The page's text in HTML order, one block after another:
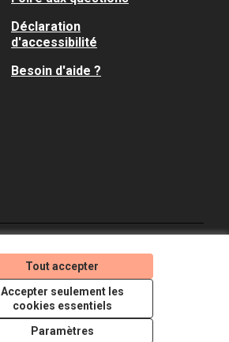
Tout accepter
Accepter seulement les
cookies essentiels
Paramètres
Déclaration
d'accessibilité
Besoin d'aide ?
(Lien externe)
(Lien externe)
(Lien externe)
Licence Creative
(Lien externe)